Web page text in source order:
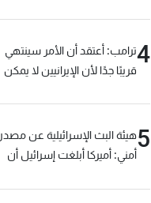
4ترامب: أعتقد أن الأمر سينتهي
قريبًا جدًا لأن الإيرانيين لا يمكن
5هيئة البث الإسرائيلية عن مصدر
أمني: أميركا أبلغت إسرائيل أن